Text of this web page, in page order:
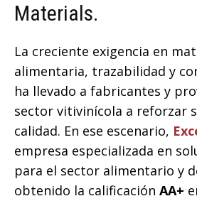
Materials.
La creciente exigencia en
alimentaria, trazabilidad y
ha llevado a fabricantes y
sector vitivinícola a reforzar
calidad. En ese escenario,
empresa especializada en
para el sector alimentario y
obtenido la calificación AA+